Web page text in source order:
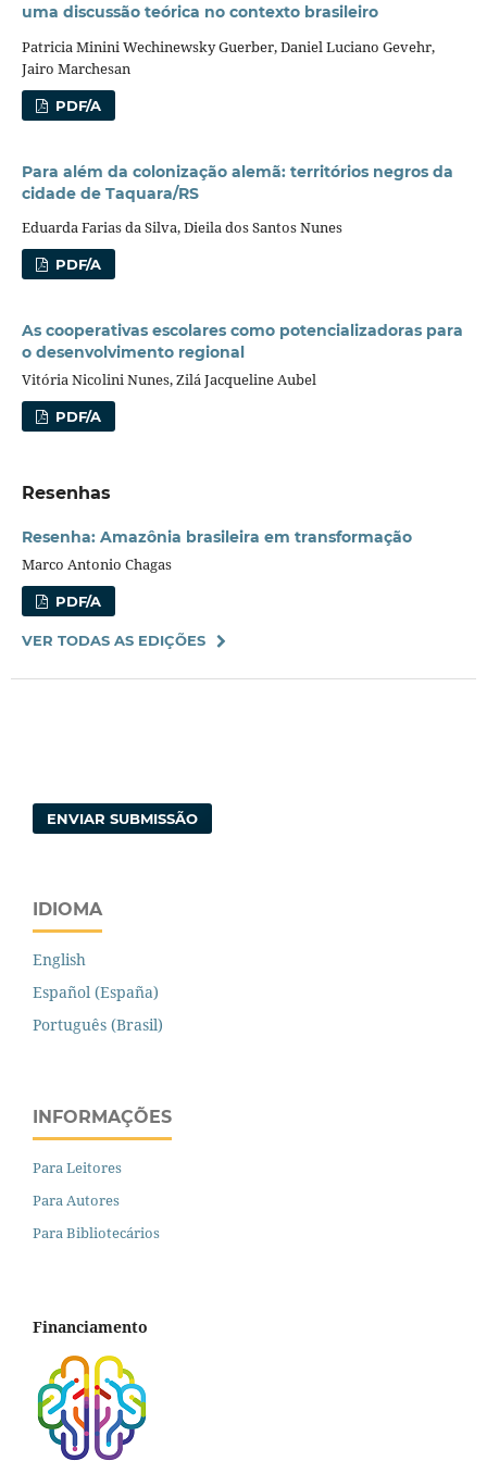
uma discussão teórica no contexto brasileiro
Patricia Minini Wechinewsky Guerber, Daniel Luciano Gevehr,
Jairo Marchesan
PDF/A
Para além da colonização alemã: territórios negros da
cidade de Taquara/RS
Eduarda Farias da Silva, Dieila dos Santos Nunes
PDF/A
As cooperativas escolares como potencializadoras para
o desenvolvimento regional
Vitória Nicolini Nunes, Zilá Jacqueline Aubel
PDF/A
Resenhas
Resenha: Amazônia brasileira em transformação
Marco Antonio Chagas
PDF/A
VER TODAS AS EDIÇÕES
ENVIAR SUBMISSÃO
IDIOMA
English
Español (España)
Português (Brasil)
INFORMAÇÕES
Para Leitores
Para Autores
Para Bibliotecários
Financiamento